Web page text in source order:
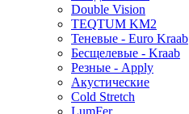
Double Vision
TEQTUM KM2
Теневые - Euro Kraab
Бесщелевые - Kraab
Резные - Apply
Акустические
Cold Stretch
LumFer